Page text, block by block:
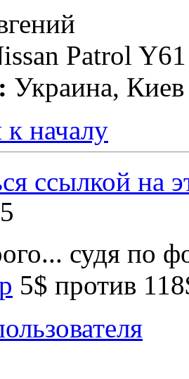
Patrol
Украина, Киев
началу
судя по
5$ против